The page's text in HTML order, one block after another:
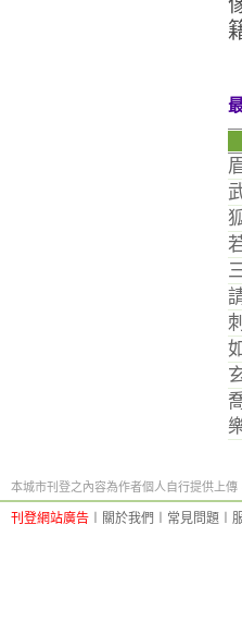
本城市刊登之內容為作者個人自行提供上傳
刊登網站廣告 關於我們 常見問題